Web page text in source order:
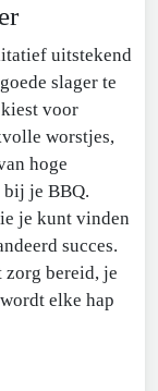
uitstekend
slager te
voor
worstjes,
hoge
je BBQ.
je kunt vinden
succes.
zorg bereid, je
elke hap